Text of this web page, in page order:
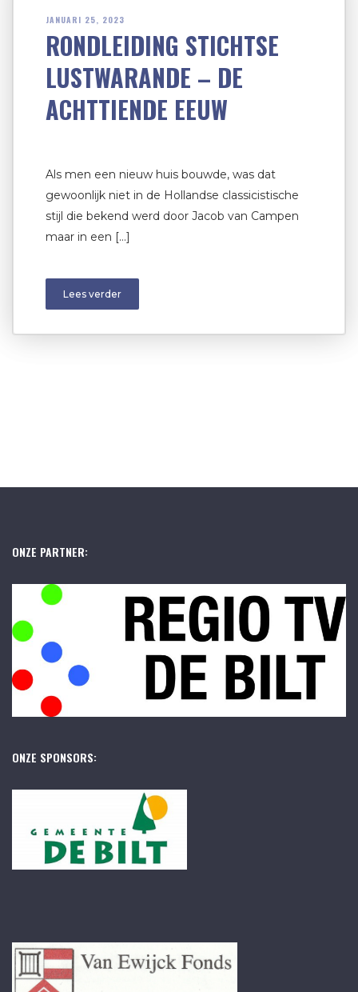
JANUARI 25, 2023
RONDLEIDING STICHTSE
LUSTWARANDE – DE
ACHTTIENDE EEUW
Als men een nieuw huis bouwde, was dat
gewoonlijk niet in de Hollandse classicistische
stijl die bekend werd door Jacob van Campen
maar in een […]
Lees verder
ONZE PARTNER:
ONZE SPONSORS: